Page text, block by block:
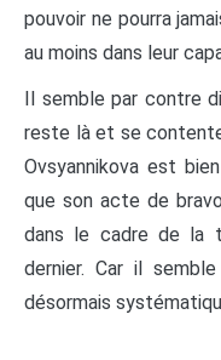
pouvoir ne pourra
au moins dans leur
Il semble par contre
reste là et se
Ovsyannikova est
que son acte de
dans le cadre de la
dernier. Car il
désormais